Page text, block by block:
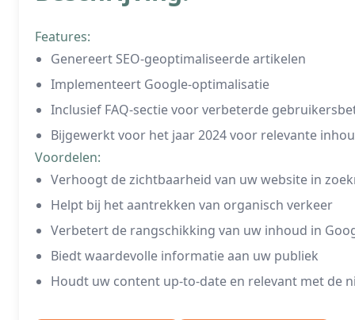
Features:
Genereert SEO-geoptimaliseerde artikelen
Implementeert Google-optimalisatie
Inclusief FAQ-sectie voor verbeterde
Bijgewerkt voor het jaar 2024 voor relevante
Voordelen:
Verhoogt de zichtbaarheid van uw website in
Helpt bij het aantrekken van organisch verkeer
Verbetert de rangschikking van uw inhoud in
Biedt waardevolle informatie aan uw publiek
Houdt uw content up-to-date en relevant met de